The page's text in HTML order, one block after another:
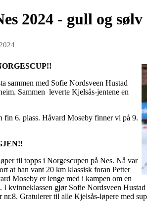
2024 - gull og
sammen med Sofie Nordsveen Hustad
Sammen leverte Kjelsås-jentene en
fin 6. plass. Håvard Moseby finner vi på 9.
til topps i Norgescupen på Nes. Nå var
at han vant 20 km klassisk foran Petter
Moseby er lenge med i kampen om en
I kvinneklassen gjør Sofie Nordsveen
nr.8. Gratulerer til alle Kjelsås-løpere med